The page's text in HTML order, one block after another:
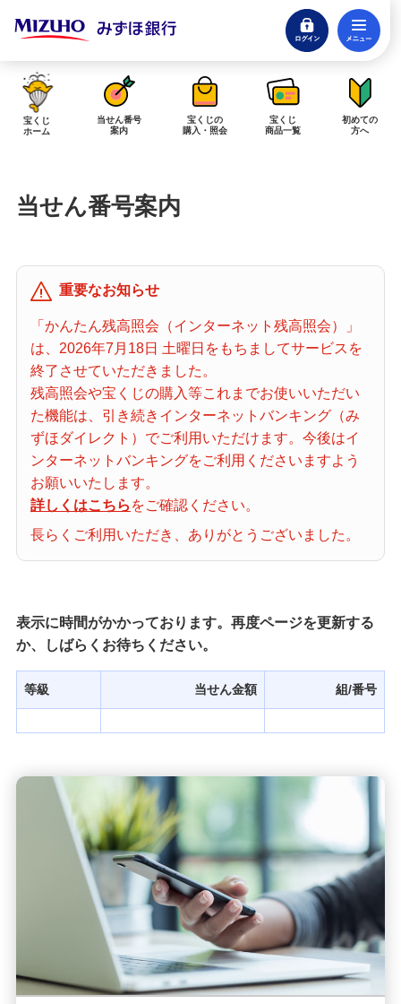
ログイン
閉じる
みずほダイレクトログイン
当せん金の受取方法について
購入した宝くじの確認方法について
「代金が引き落としされない」「購入明細に表示されない」にお答えしま
す。
宝くじホーム
当せん番号案内
宝くじの購入・照会
宝くじ商品一覧
初めての方へ
みずほ銀行店舗・ATM
発売スケジュール
みずほ銀行について
宝くじ
ホーム
当せん番号
案内
宝くじの
購入・照会
宝くじ
商品一覧
初めての
方へ
当せん番号案内
重要なお知らせ
「かんたん残高照会（インターネット残高照会）」
は、2026年7月18日 土曜日をもちましてサービスを
終了させていただきました。
残高照会や宝くじの購入等これまでお使いいただい
た機能は、引き続きインターネットバンキング（み
ずほダイレクト）でご利用いただけます。今後はイ
ンターネットバンキングをご利用くださいますよう
お願いいたします。
詳しくはこちら をご確認ください。
長らくご利用いただき、ありがとうございました。
表示に時間がかかっております。再度ページを更新する
か、しばらくお待ちください。
等級 当せん金額 組/番号